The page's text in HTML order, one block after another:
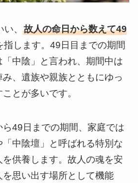
、 故人の命日から数えて49
指します。49日目までの期間
中陰」と言われ、期間中は
、遺族や親族とともにゆっ
とが多いです。
49日までの期間、家庭では
「中陰壇」と呼ばれる特別な
供養します。故人の魂を安
を思い出す場所として機能